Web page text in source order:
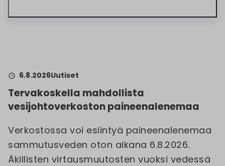
6.8.2026Uutiset
Tervakoskella mahdollista
vesijohtoverkoston paineenalenemaa
Verkostossa voi esiintyä paineenalenemaa
sammutusveden oton aikana 6.8.2026.
Äkillisten virtausmuutosten vuoksi vedessä